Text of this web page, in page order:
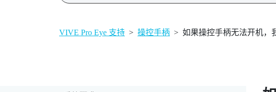
VIVE Pro Eye 支持 > 操控手柄 > 如果操控手柄无法开机，